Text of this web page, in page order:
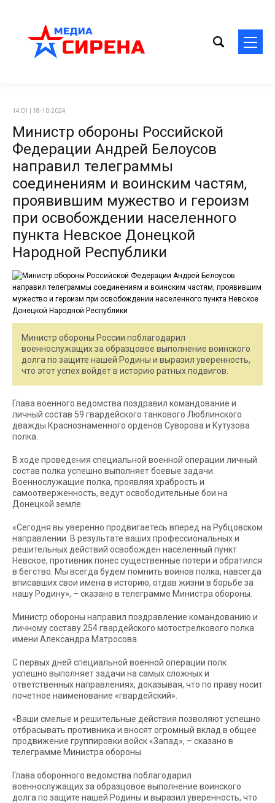
14:01 | 18-10-2024
Министр обороны Российской
Федерации Андрей Белоусов
направил телеграммы
соединениям и воинским частям,
проявившим мужество и героизм
при освобождении населенного
пункта Невское Донецкой
Народной Республики
Министр обороны России поблагодарил
военнослужащих за образцовое выполнение воинского
долга по защите нашей Родины и выразил уверенность,
что этот успех войдет в историю ратных подвигов.
Глава военного ведомства поздравил командование и
личный состав 59 гвардейского танкового Люблинского
дважды Краснознаменного орденов Суворова и Кутузова
полка.
В ходе проведения специальной военной операции личный
состав полка успешно выполняет боевые задачи.
Военнослужащие полка, проявляя храбрость и
самоотверженность, ведут освободительные бои на
Донецкой земле.
«Сегодня вы уверенно продвигаетесь вперед на Рубцовском
направлении. В результате ваших профессиональных и
решительных действий освобожден населенный пункт
Невское, противник понес существенные потери и обратился
в бегство. Мы всегда будем помнить воинов полка, навсегда
вписавших свои имена в историю, отдав жизни в борьбе за
нашу Родину», – сказано в телеграмме Министра обороны.
Министр обороны направил поздравление командованию и
личному составу 254 гвардейского мотострелкового полка
имени Александра Матросова.
С первых дней специальной военной операции полк
успешно выполняет задачи на самых сложных и
ответственных направлениях, доказывая, что по праву носит
почетное наименование «гвардейский».
«Ваши смелые и решительные действия позволяют успешно
отбрасывать противника и вносят огромный вклад в общее
продвижение группировки войск «Запад», – сказано в
телеграмме Министра обороны.
Глава оборонного ведомства поблагодарил
военнослужащих за образцовое выполнение воинского
долга по защите нашей Родины и выразил уверенность, что